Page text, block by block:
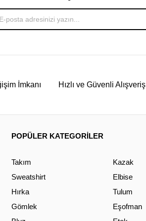
İmkanı Hızlı ve Güvenli Alışveriş
POPÜLER KATEGORİLER
Takım
Sweatshirt
Hırka
Gömlek
Kazak
Elbise
Tulum
Eşofman